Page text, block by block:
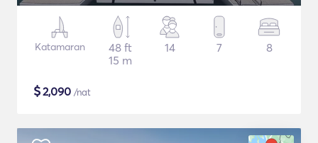
Katamaran
48 ft
15 m
14 7 8
$2,090 /nat